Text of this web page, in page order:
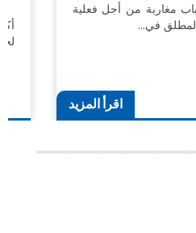
مغاربة من أجل فعلية
في…
اقرأ المزيد